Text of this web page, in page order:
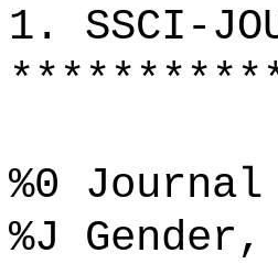
1. SSCI-
%0
%J